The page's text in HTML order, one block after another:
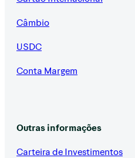
Câmbio
USDC
Conta Margem
Outras informações
Carteira de Investimentos